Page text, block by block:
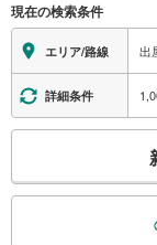
地上⇔改札⇔ホーム
エレベータ
・各ホーム⇔各改札
・東改札⇔地上
・屋上駐車場⇔西改札⇔
エスカレータ
・東改札⇔地上
（※平日７：００～２
現在の検索条件
エリア/路線 出
詳細条件
検